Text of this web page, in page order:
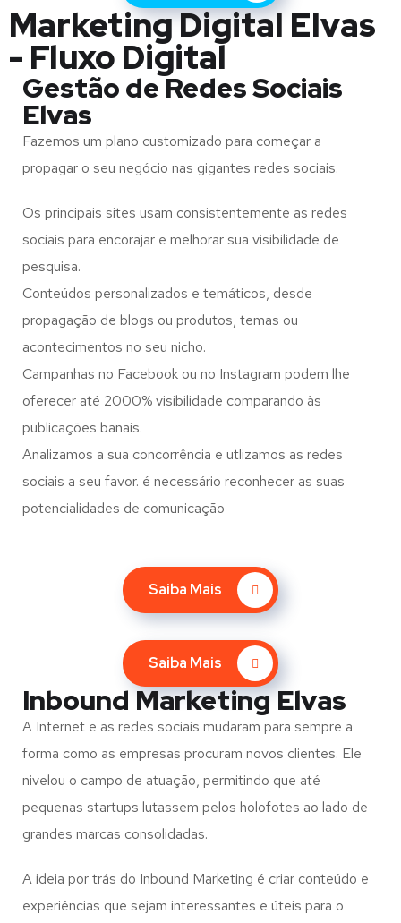
Marketing Digital Elvas
- Fluxo Digital
Gestão de Redes Sociais
Elvas
Fazemos um plano customizado para começar a
propagar o seu negócio nas gigantes redes sociais.
Os principais sites usam consistentemente as redes
sociais para encorajar e melhorar sua visibilidade de
pesquisa.
Conteúdos personalizados e temáticos, desde
propagação de blogs ou produtos, temas ou
acontecimentos no seu nicho.
Campanhas no Facebook ou no Instagram podem lhe
oferecer até 2000% visibilidade comparando às
publicações banais.
Analizamos a sua concorrência e utlizamos as redes
sociais a seu favor. é necessário reconhecer as suas
potencialidades de comunicação
Saiba Mais
Saiba Mais
Inbound Marketing Elvas
A Internet e as redes sociais mudaram para sempre a
forma como as empresas procuram novos clientes. Ele
nivelou o campo de atuação, permitindo que até
pequenas startups lutassem pelos holofotes ao lado de
grandes marcas consolidadas.
A ideia por trás do Inbound Marketing é criar conteúdo e
experiências que sejam interessantes e úteis para o